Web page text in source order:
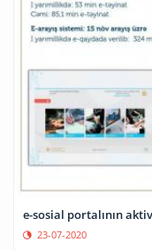
e-sosial portalının
23-07-2020